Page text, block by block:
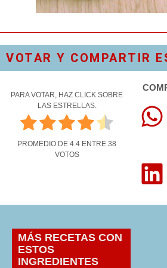
VOTAR Y COMPARTIR
PARA VOTAR, HAZ CLICK SOBRE
LAS ESTRELLAS.
PROMEDIO DE 4.4 ENTRE 38
VOTOS
MÁS RECETAS CON
ESTOS
INGREDIENTES